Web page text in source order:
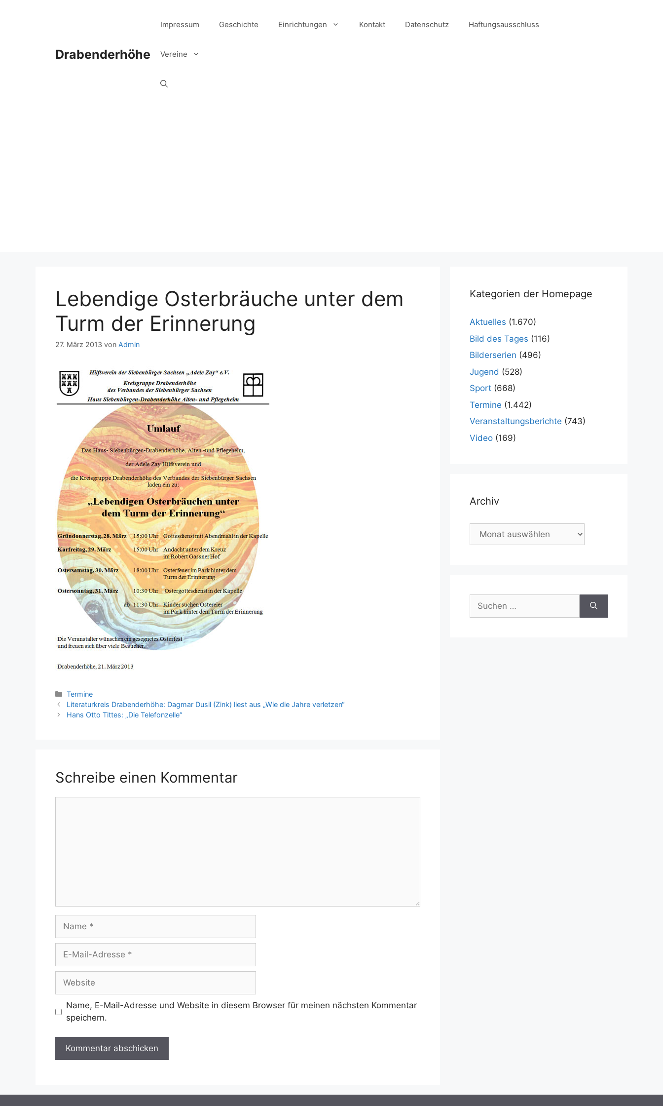
Drabenderhöhe
Impressum Geschichte Einrichtungen Kontakt Datenschutz Haftungsausschluss
Vereine
Lebendige Osterbräuche unter dem
Turm der Erinnerung
27. März 2013 von Admin
Kategorien
Termine
Literaturkreis Drabenderhöhe: Dagmar Dusil (Zink) liest aus „Wie die Jahre verletzen“
Hans Otto Tittes: „Die Telefonzelle“
Schreibe einen Kommentar
Name
Adresse
Website
Name, E-Mail-Adresse und Website in diesem Browser für meinen nächsten Kommentar
speichern.
Kategorien der Homepage
Aktuelles (1.670)
Bild des Tages (116)
Bilderserien (496)
Jugend (528)
Sport (668)
Termine (1.442)
Veranstaltungsberichte (743)
Video (169)
Archiv
Archiv
nach: